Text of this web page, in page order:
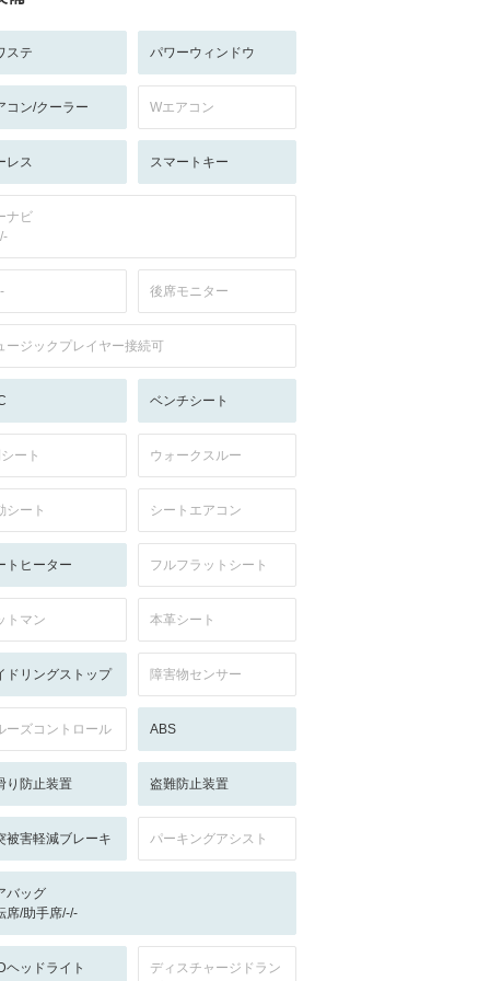
ステ パワーウィンドウ
コン/クーラー Wエアコン
レス スマートキー
ナビ
後席モニター
ージックプレイヤー接続可
ベンチシート
ート ウォークスルー
シート シートエアコン
トヒーター フルフラットシート
トマン 本革シート
ドリングストップ 障害物センサー
ーズコントロール ABS
り防止装置 盗難防止装置
被害軽減ブレーキ パーキングアシスト
バッグ
席/助手席/-/-
ヘッドライト
ディスチャージドラン